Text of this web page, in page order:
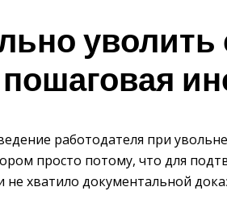
уволить
пошаговая
работодателя при
просто потому, что для
не хватило документальной